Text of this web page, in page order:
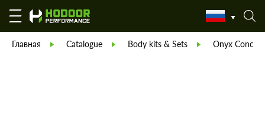
Главная Catalogue Body kits & Sets Onyx